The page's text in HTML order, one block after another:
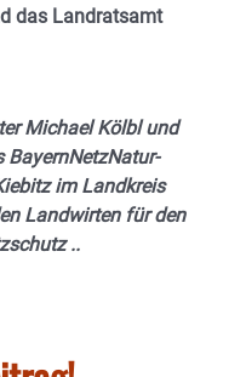
das Landratsamt
Michael Kölbl und
BayernNetzNatur-
im Landkreis
Landwirten für den
..